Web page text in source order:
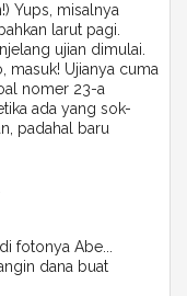
Yups, misalnya
larut pagi.
ujian dimulai.
masuk! Ujianya cuma
nomer 23-a
ada yang sok-
padahal baru
fotonya Abe...
dana buat